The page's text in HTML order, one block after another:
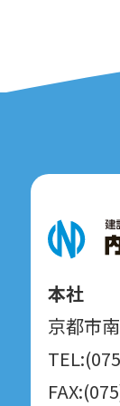
本社
京都市